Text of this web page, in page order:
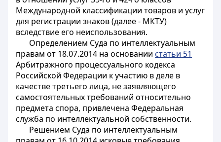
Международной классификации товаров и услуг
для регистрации знаков (далее - МКТУ)
вследствие его неиспользования.
Определением Суда по интеллектуальным
правам от 18.07.2014 на основании статьи 51
Арбитражного процессуального кодекса
Российской Федерации к участию в деле в
качестве третьего лица, не заявляющего
самостоятельных требований относительно
предмета спора, привлечена Федеральная
служба по интеллектуальной собственности.
Решением Суда по интеллектуальным